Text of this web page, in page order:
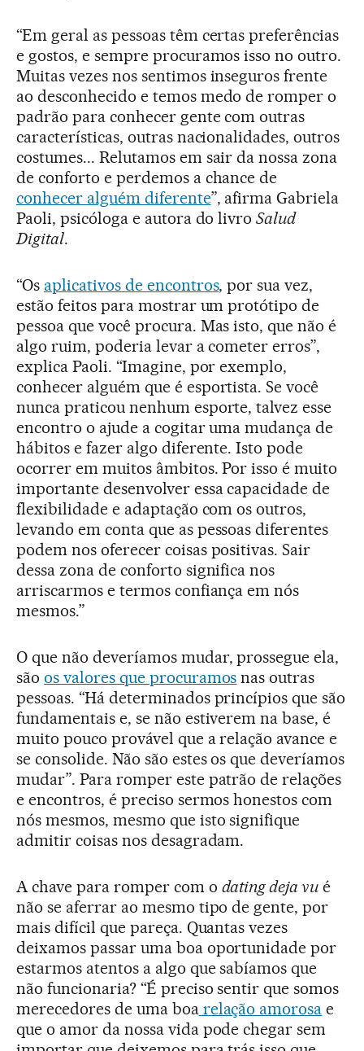
“Em geral as pessoas têm certas preferências
e gostos, e sempre procuramos isso no outro.
Muitas vezes nos sentimos inseguros frente
ao desconhecido e temos medo de romper o
padrão para conhecer gente com outras
características, outras nacionalidades, outros
costumes... Relutamos em sair da nossa zona
de conforto e perdemos a chance de
conhecer alguém diferente”, afirma Gabriela
Paoli, psicóloga e autora do livroSalud
Digital.
“Os aplicativos de encontros, por sua vez,
estão feitos para mostrar um protótipo de
pessoa que você procura. Mas isto, que não é
algo ruim, poderia levar a cometer erros”,
explica Paoli. “Imagine, por exemplo,
conhecer alguém que é esportista. Se você
nunca praticou nenhum esporte, talvez esse
encontro o ajude a cogitar uma mudança de
hábitos e fazer algo diferente. Isto pode
ocorrer em muitos âmbitos. Por isso é muito
importante desenvolver essa capacidade de
flexibilidade e adaptação com os outros,
levando em conta que as pessoas diferentes
podem nos oferecer coisas positivas. Sair
dessa zona de conforto significa nos
arriscarmos e termos confiança em nós
mesmos.”
O que não deveríamos mudar, prossegue ela,
são os valores que procuramos nas outras
pessoas. “Há determinados princípios que são
fundamentais e, se não estiverem na base, é
muito pouco provável que a relação avance e
se consolide. Não são estes os que deveríamos
mudar”. Para romper este patrão de relações
e encontros, é preciso sermos honestos com
nós mesmos, mesmo que isto signifique
admitir coisas nos desagradam.
A chave para romper com o dating deja vu é
não se aferrar ao mesmo tipo de gente, por
mais difícil que pareça. Quantas vezes
deixamos passar uma boa oportunidade por
estarmos atentos a algo que sabíamos que
não funcionaria? “É preciso sentir que somos
merecedores de uma boarelação amorosa e
que o amor da nossa vida pode chegar sem